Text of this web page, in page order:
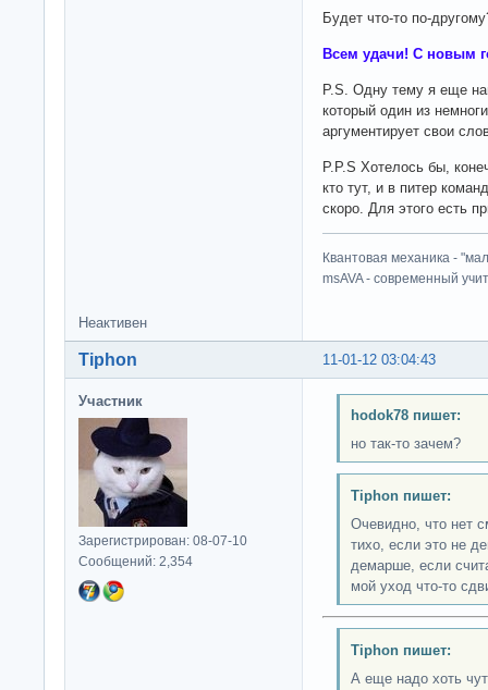
Будет что-то по-
Всем удачи! С новым
P.S. Одну тему я еще
который один из
аргументирует свои
P.P.S Хотелось бы,
кто тут, и в питер
скоро. Для этого есть
Квантовая механика -
msAVA - современный
Неактивен
11-01-12 03:04:43
Tiphon
Участник
Зарегистрирован: 08-07-10
Сообщений: 2,354
hodok78 пишет:
но так-то зачем?
Tiphon пишет:
Очевидно, что нет
тихо, если это не
демарше, если
мой уход что-то
Tiphon пишет:
А еще надо хоть